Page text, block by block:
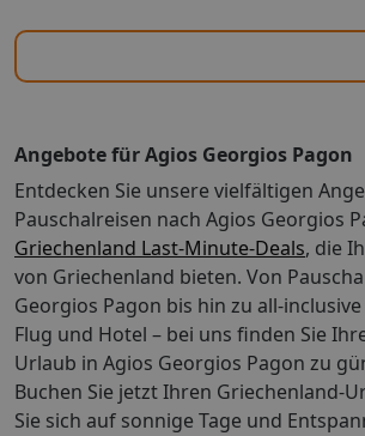
Angebote für Agios Georgios Pagon
Entdecken Sie unsere vielfältigen
Pauschalreisen nach Agios Georgios
Griechenland Last-Minute-Deals, die
von Griechenland bieten. Von
Georgios Pagon bis hin zu all-
Flug und Hotel – bei uns finden Sie
Urlaub in Agios Georgios Pagon zu
Buchen Sie jetzt Ihren Griechenland-
Sie sich auf sonnige Tage und